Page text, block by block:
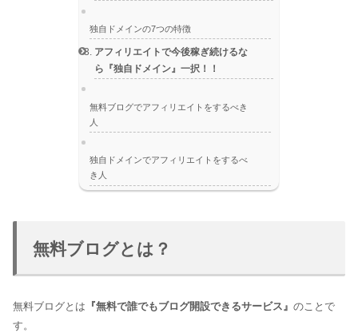
独自ドメインの7つの特徴
アフィリエイトで今後稼ぎ続けるな
ら『独自ドメイン』一択！！
無料ブログでアフィリエイトをするべき
人
独自ドメインでアフィリエイトをするべ
き人
無料ブログとは？
無料ブログとは 『無料で誰でもブログ開設できるサービス』 のことで
す。